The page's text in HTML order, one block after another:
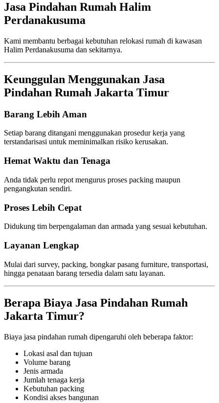
Jasa Pindahan Rumah Halim
Perdanakusuma
Kami membantu berbagai kebutuhan relokasi rumah di kawasan
Halim Perdanakusuma dan sekitarnya.
Keunggulan Menggunakan Jasa
Pindahan Rumah Jakarta Timur
Barang Lebih Aman
Setiap barang ditangani menggunakan prosedur kerja yang
terstandarisasi untuk meminimalkan risiko kerusakan.
Hemat Waktu dan Tenaga
Anda tidak perlu repot mengurus proses packing maupun
pengangkutan sendiri.
Proses Lebih Cepat
Didukung tim berpengalaman dan armada yang sesuai kebutuhan.
Layanan Lengkap
Mulai dari survey, packing, bongkar pasang furniture, transportasi,
hingga penataan barang tersedia dalam satu layanan.
Berapa Biaya Jasa Pindahan Rumah
Jakarta Timur?
Biaya jasa pindahan rumah dipengaruhi oleh beberapa faktor:
Lokasi asal dan tujuan
Volume barang
Jenis armada
Jumlah tenaga kerja
Kebutuhan packing
Kondisi akses bangunan